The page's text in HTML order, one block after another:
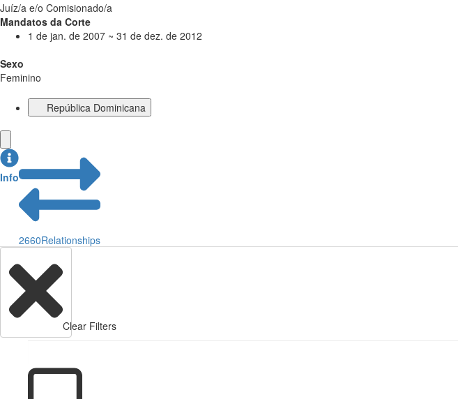
Juíz/a e/o Comisionado/a
Mandatos da Corte
1 de jan. de 2007 ~ 31 de dez. de 2012
Sexo
Feminino
República Dominicana
Info
2660Relationships
Clear Filters